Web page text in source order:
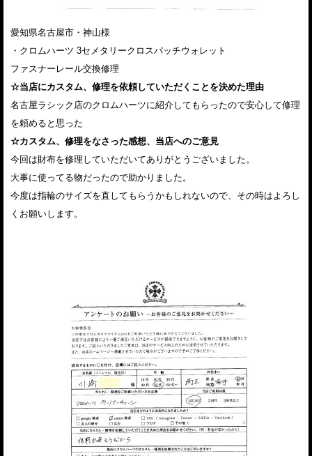
愛知県名古屋市・神山様
・クロムハーツ 3セメタリークロスパッチウォレット
ファスナーレール交換修理
☆当店にカスタム、修理を依頼していただくことを決めた理由
名古屋ラシック店のクロムハーツに紹介してもらったので安心して修理
を頼めると思った
☆カスタム、修理をなさった感想、当店へのご意見
今回は財布を修理していただいてありがとうございました。
大事に使ってる物だったので助かりました。
今度は指輪のサイズを直してもらうかもしれないので、その時はよろし
くお願いします。